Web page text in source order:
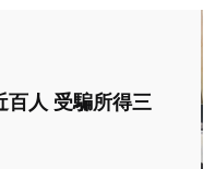
百人 受騙所得三